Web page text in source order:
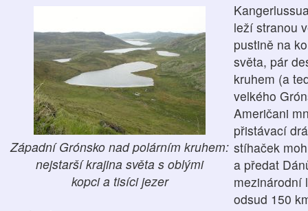
Západní Grónsko nad polárním kruhem:
nejstarší krajina světa s oblými
kopci a tisíci jezer
leží stranou
pustině na
světa, pár
kruhem (a
velkého
Američani
přistávací
stíhaček
a předat
mezinárodní
odsud 150